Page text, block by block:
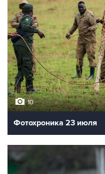
10
Фотохроника 23 июля